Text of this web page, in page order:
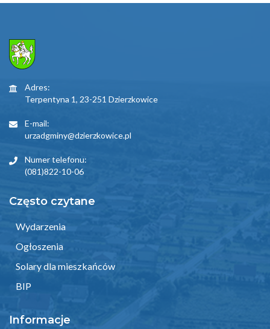
Adres:
Terpentyna 1, 23-251 Dzierzkowice
E-mail:
urzadgminy@dzierzkowice.pl
Numer telefonu:
(081)822-10-06
Często czytane
Wydarzenia
Ogłoszenia
Solary dla mieszkańców
BIP
Informacje